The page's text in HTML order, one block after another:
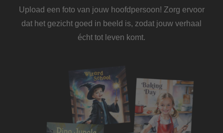
Upload een foto van jouw hoofdpersoon! Zorg ervoor
dat het gezicht goed in beeld is, zodat jouw verhaal
écht tot leven komt.